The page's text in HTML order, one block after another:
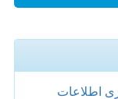
اطلاعات